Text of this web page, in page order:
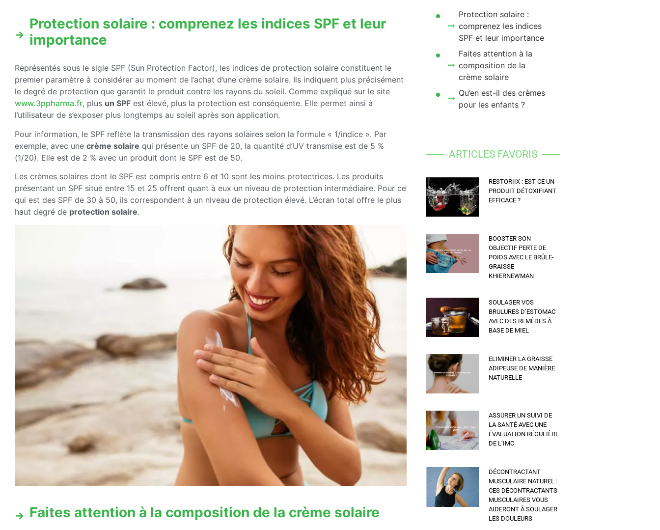
Protection solaire : comprenez les indices SPF et leur
importance
Représentés sous le sigle SPF (Sun Protection Factor), les indices de protection solaire constituent le
premier paramètre à considérer au moment de l’achat d’une crème solaire. Ils indiquent plus précisément
le degré de protection que garantit le produit contre les rayons du soleil. Comme expliqué sur le site
www.3ppharma.fr, plus un SPF est élevé, plus la protection est conséquente. Elle permet ainsi à
l’utilisateur de s’exposer plus longtemps au soleil après son application.
Pour information, le SPF reflète la transmission des rayons solaires selon la formule « 1/indice ». Par
exemple, avec une crème solaire qui présente un SPF de 20, la quantité d’UV transmise est de 5 %
(1/20). Elle est de 2 % avec un produit dont le SPF est de 50.
Les crèmes solaires dont le SPF est compris entre 6 et 10 sont les moins protectrices. Les produits
présentant un SPF situé entre 15 et 25 offrent quant à eux un niveau de protection intermédiaire. Pour ce
qui est des SPF de 30 à 50, ils correspondent à un niveau de protection élevé. L’écran total offre le plus
haut degré de protection solaire.
Faites attention à la composition de la crème solaire
Protection solaire :
comprenez les indices
SPF et leur importance
Faites attention à la
composition de la
crème solaire
Qu’en est-il des crèmes
pour les enfants ?
ARTICLES FAVORIS
RESTORIIX : EST-CE UN
PRODUIT DÉTOXIFIANT
EFFICACE ?
BOOSTER SON
OBJECTIF PERTE DE
POIDS AVEC LE BRÛLE-
GRAISSE
KHIERNEWMAN
SOULAGER VOS
BRULURES D’ESTOMAC
AVEC DES REMÈDES À
BASE DE MIEL
ELIMINER LA GRAISSE
ADIPEUSE DE MANIÈRE
NATURELLE
ASSURER UN SUIVI DE
LA SANTÉ AVEC UNE
ÉVALUATION RÉGULIÈRE
DE L’IMC
DÉCONTRACTANT
MUSCULAIRE NATUREL :
CES DÉCONTRACTANTS
MUSCULAIRES VOUS
AIDERONT À SOULAGER
LES DOULEURS